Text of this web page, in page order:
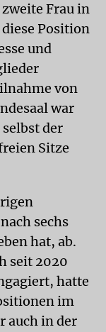
Frau in
Position
und
von
war
der
Sitze
sechs
hat, ab.
seit 2020
hatte
im
auch in der